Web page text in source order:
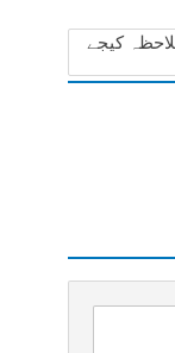
کیجے